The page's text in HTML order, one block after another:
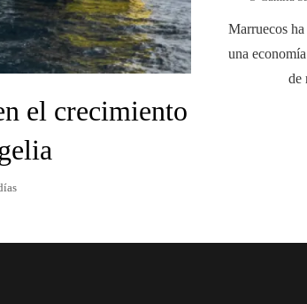
el crecimiento
Marruecos ha
una
de